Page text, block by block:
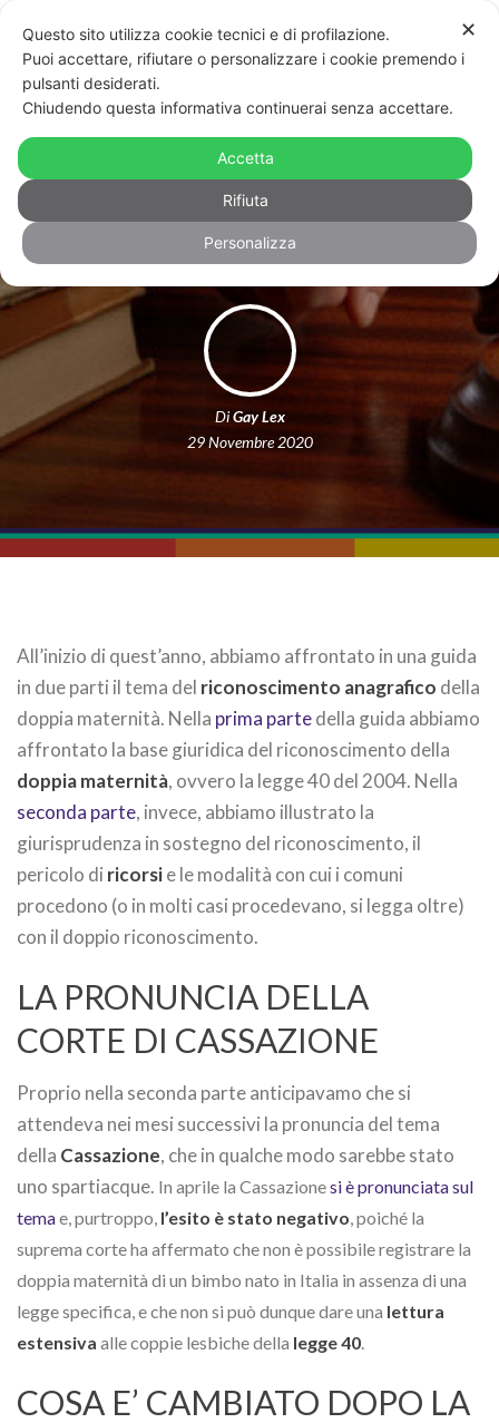
Riconoscimento di due mamme, un
aggiornamento dopo il caso di
Brescia
DiGay Lex
29 Novembre 2020
All’inizio di quest’anno, abbiamo affrontato in una guida
in due parti il tema del riconoscimento anagrafico della
doppia maternità. Nella prima partedella guida abbiamo
affrontato la base giuridica del riconoscimento della
doppia maternità, ovvero la legge 40 del 2004. Nella
seconda parte, invece, abbiamo illustrato la
giurisprudenza in sostegno del riconoscimento, il
pericolo di ricorsie le modalità con cui i comuni
procedono (o in molti casi procedevano, si legga oltre)
con il doppio riconoscimento.
LA PRONUNCIA DELLA
CORTE DI CASSAZIONE
Proprio nella seconda parte anticipavamo che si
attendeva nei mesi successivi la pronuncia del tema
della Cassazione, che in qualche modo sarebbe stato
uno spartiacque. In aprile la Cassazionesi è pronunciata sul
temae, purtroppo, l’esito è stato negativo, poiché la
suprema corte ha affermato che non è possibile registrare la
doppia maternità di un bimbo nato in Italia in assenza di una
legge specifica, e che non si può dunque dare una lettura
estensiva alle coppie lesbiche della legge 40.
COSA E’ CAMBIATO DOPO LA
✕
Questo sito utilizza cookie tecnici e di profilazione.
Puoi accettare, rifiutare o personalizzare i cookie premendo i
pulsanti desiderati.
Chiudendo questa informativa continuerai senza accettare.
Accetta
Rifiuta
Personalizza